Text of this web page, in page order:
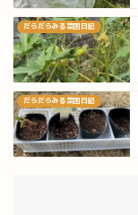
だらだらみる菜園日記
だらだらみる菜園日記